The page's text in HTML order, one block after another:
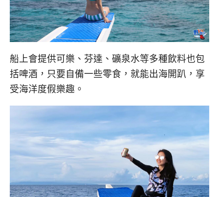
船上會提供可樂、芬達、礦泉水等多種飲料也包
括啤酒，只要自備一些零食，就能出海開趴，享
受海洋度假樂趣。